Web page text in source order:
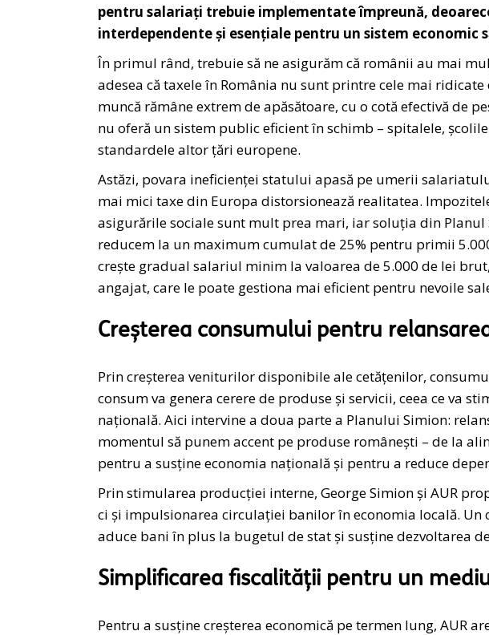
pentru salariați trebuie implementate împreună,
interdependente și esențiale pentru un sistem economic
În primul rând, trebuie să ne asigurăm că românii au mai
adesea că taxele în România nu sunt printre cele mai
muncă rămâne extrem de apăsătoare, cu o cotă efectivă de
nu oferă un sistem public eficient în schimb – spitalele,
standardele altor țări europene.
Astăzi, povara ineficienței statului apasă pe umerii
mai mici taxe din Europa distorsionează realitatea.
asigurările sociale sunt mult prea mari, iar soluția din Planul
reducem la un maximum cumulat de 25% pentru primii
crește gradual salariul minim la valoarea de 5.000 de lei
angajat, care le poate gestiona mai eficient pentru nevoile
Creșterea consumului pentru
Prin creșterea veniturilor disponibile ale cetățenilor,
consum va genera cerere de produse și servicii, ceea ce va
națională. Aici intervine a doua parte a Planului Simion:
momentul să punem accent pe produse românești – de la
pentru a susține economia națională și pentru a reduce
Prin stimularea producției interne, George Simion și AUR
ci și impulsionarea circulației banilor în economia locală. Un
aduce bani în plus la bugetul de stat și susține dezvoltarea
Simplificarea fiscalității pentru un
Pentru a susține creșterea economică pe termen lung, AUR